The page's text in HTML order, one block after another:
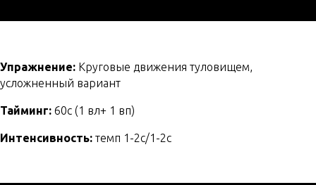
Упражнение: Круговые движения туловищем,
усложненный вариант
Тайминг: 60с (1 вл+ 1 вп)
Интенсивность: темп 1-2с/1-2с